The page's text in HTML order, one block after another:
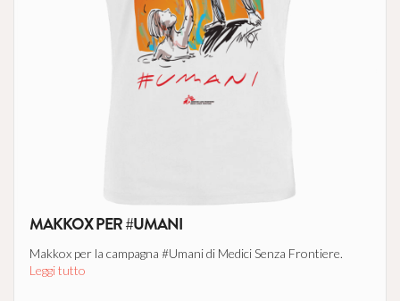
MAKKOX PER #UMANI
Makkox per la campagna #Umani di Medici Senza Frontiere.
Leggi tutto